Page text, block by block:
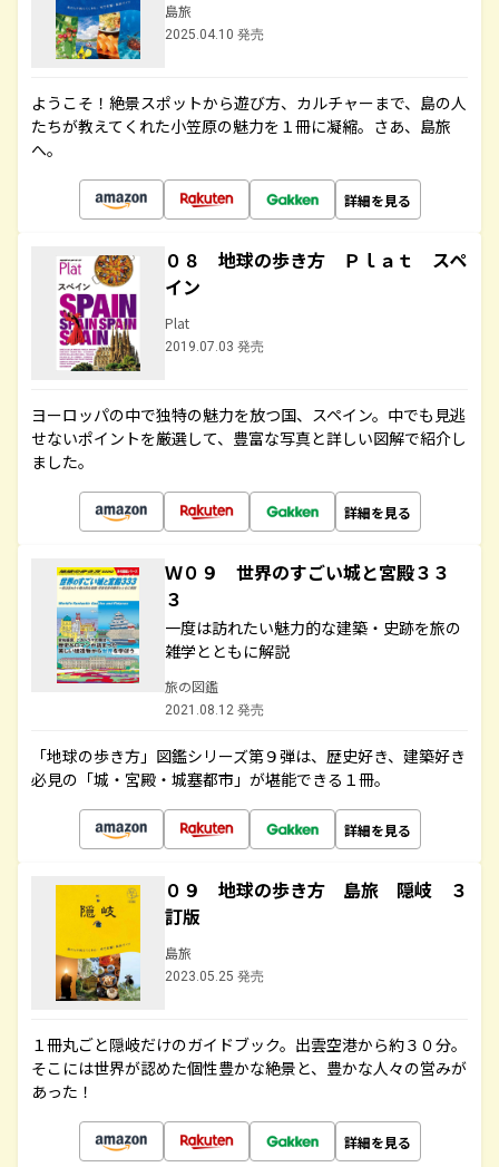
島旅
2025.04.10 発売
ようこそ！絶景スポットから遊び方、カルチャーまで、島の人
たちが教えてくれた小笠原の魅力を１冊に凝縮。さあ、島旅
へ。
詳細を見る
０８ 地球の歩き方 Ｐｌａｔ スペ
イン
Plat
2019.07.03 発売
ヨーロッパの中で独特の魅力を放つ国、スペイン。中でも見逃
せないポイントを厳選して、豊富な写真と詳しい図解で紹介し
ました。
詳細を見る
Ｗ０９ 世界のすごい城と宮殿３３
３
一度は訪れたい魅力的な建築・史跡を旅の
雑学とともに解説
旅の図鑑
2021.08.12 発売
「地球の歩き方」図鑑シリーズ第９弾は、歴史好き、建築好き
必見の「城・宮殿・城塞都市」が堪能できる１冊。
詳細を見る
０９ 地球の歩き方 島旅 隠岐 ３
訂版
島旅
2023.05.25 発売
１冊丸ごと隠岐だけのガイドブック。出雲空港から約３０分。
そこには世界が認めた個性豊かな絶景と、豊かな人々の営みが
あった！
詳細を見る